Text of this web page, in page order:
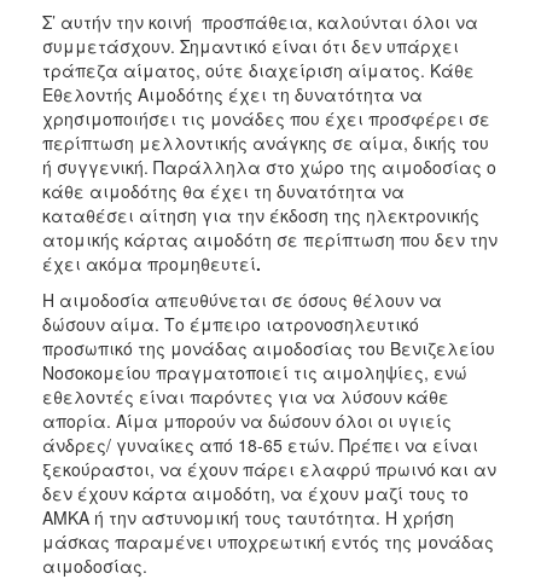
Σ’ αυτήν την κοινή προσπάθεια, καλούνται όλοι να
συμμετάσχουν. Σημαντικό είναι ότι δεν υπάρχει
τράπεζα αίματος, ούτε διαχείριση αίματος. Κάθε
Εθελοντής Αιμοδότης έχει τη δυνατότητα να
χρησιμοποιήσει τις μονάδες που έχει προσφέρει σε
περίπτωση μελλοντικής ανάγκης σε αίμα, δικής του
ή συγγενική. Παράλληλα στο χώρο της αιμοδοσίας ο
κάθε αιμοδότης θα έχει τη δυνατότητα να
καταθέσει αίτηση για την έκδοση της ηλεκτρονικής
ατομικής κάρτας αιμοδότη σε περίπτωση που δεν την
έχει ακόμα προμηθευτεί.
Η αιμοδοσία απευθύνεται σε όσους θέλουν να
δώσουν αίμα. Το έμπειρο ιατρονοσηλευτικό
προσωπικό της μονάδας αιμοδοσίας του Βενιζελείου
Νοσοκομείου πραγματοποιεί τις αιμοληψίες, ενώ
εθελοντές είναι παρόντες για να λύσουν κάθε
απορία. Αίμα μπορούν να δώσουν όλοι οι υγιείς
άνδρες/ γυναίκες από 18-65 ετών. Πρέπει να είναι
ξεκούραστοι, να έχουν πάρει ελαφρύ πρωινό και αν
δεν έχουν κάρτα αιμοδότη, να έχουν μαζί τους το
ΑΜΚΑ ή την αστυνομική τους ταυτότητα. Η χρήση
μάσκας παραμένει υποχρεωτική εντός της μονάδας
αιμοδοσίας.